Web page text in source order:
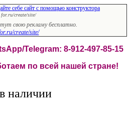
себе сайт с помощью конструктора
for.ru/create/site/
свою рекламу бесплатно.
create/site/
Telegram: 8-912-497-85-15
по всей нашей стране!
наличии